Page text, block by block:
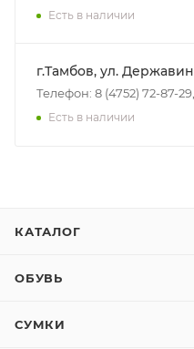
Есть в наличии
г.Тамбов, ул.
Телефон: 8 (4752) 72-87-29,
Есть в наличии
КАТАЛОГ
ОБУВЬ
СУМКИ